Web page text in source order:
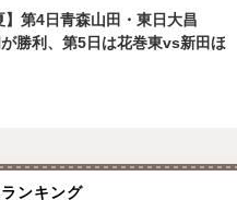
】第4日青森山田・東日大昌
勝利、第5日は花巻東vs新田ほ
ンキング